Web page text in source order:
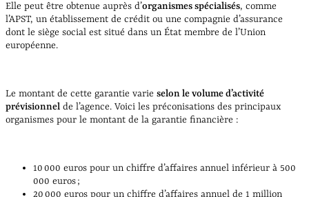
Elle peut être obtenue auprès d’organismes spécialisés, comme
l’APST, un établissement de crédit ou une compagnie d’assurance
dont le siège social est situé dans un État membre de l’Union
européenne.
Le montant de cette garantie varie selon le volume d’activité
prévisionnel de l’agence. Voici les préconisations des principaux
organismes pour le montant de la garantie financière :
10 000 euros pour un chiffre d’affaires annuel inférieur à 500
000 euros ;
20 000 euros pour un chiffre d’affaires annuel de 1 million